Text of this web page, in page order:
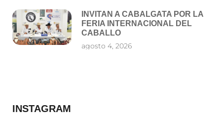
INVITAN A CABALGATA POR LA
FERIA INTERNACIONAL DEL
CABALLO
agosto 4, 2026
INSTAGRAM